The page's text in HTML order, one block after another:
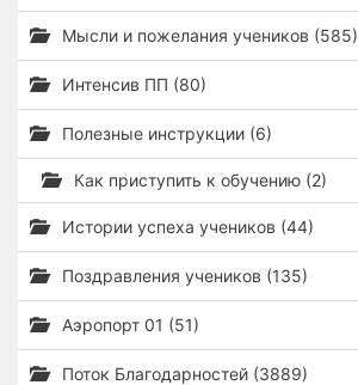
Мысли и пожелания учеников (585)
Интенсив ПП (80)
Полезные инструкции (6)
Как приступить к обучению (2)
Истории успеха учеников (44)
Поздравления учеников (135)
Аэропорт 01 (51)
Поток Благодарностей (3889)